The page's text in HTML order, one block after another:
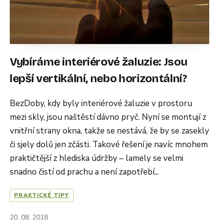
Vybíráme interiérové žaluzie: Jsou
lepší vertikální, nebo horizontální?
BezDoby, kdy byly interiérové žaluzie v prostoru
mezi skly, jsou naštěstí dávno pryč. Nyní se montují z
vnitřní strany okna, takže se nestává, že by se zasekly
či sjely dolů jen zčásti. Takové řešení je navíc mnohem
praktičtější z hlediska údržby – lamely se velmi
snadno čistí od prachu a není zapotřebí...
PRAKTICKÉ TIPY
20. 08. 2018